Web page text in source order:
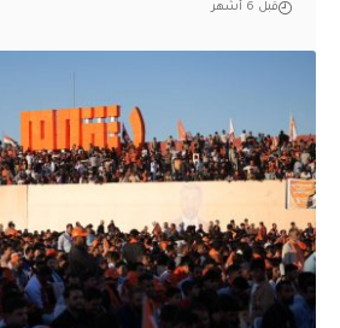
قبل 6 أشهر